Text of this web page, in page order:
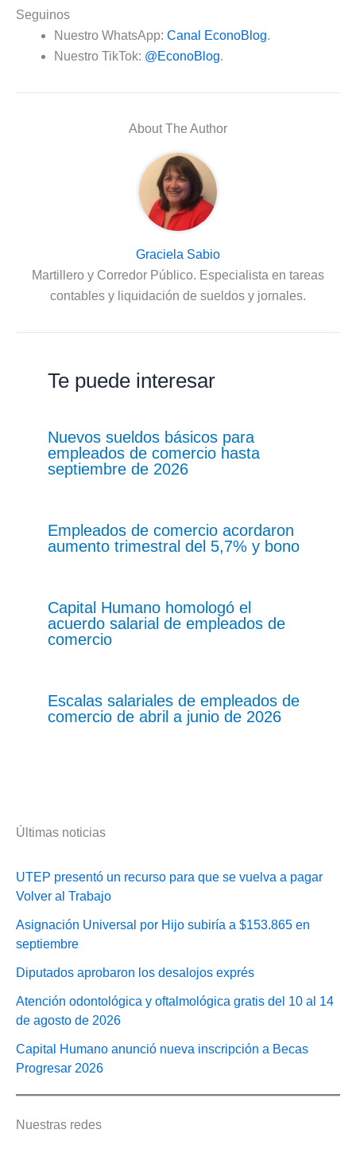
Seguinos
Nuestro WhatsApp: Canal EconoBlog.
Nuestro TikTok: @EconoBlog.
About The Author
Graciela Sabio
Martillero y Corredor Público. Especialista en tareas
contables y liquidación de sueldos y jornales.
Te puede interesar
Nuevos sueldos básicos para
empleados de comercio hasta
septiembre de 2026
Empleados de comercio acordaron
aumento trimestral del 5,7% y bono
Capital Humano homologó el
acuerdo salarial de empleados de
comercio
Escalas salariales de empleados de
comercio de abril a junio de 2026
Últimas noticias
UTEP presentó un recurso para que se vuelva a pagar
Volver al Trabajo
Asignación Universal por Hijo subiría a $153.865 en
septiembre
Diputados aprobaron los desalojos exprés
Atención odontológica y oftalmológica gratis del 10 al 14
de agosto de 2026
Capital Humano anunció nueva inscripción a Becas
Progresar 2026
Nuestras redes